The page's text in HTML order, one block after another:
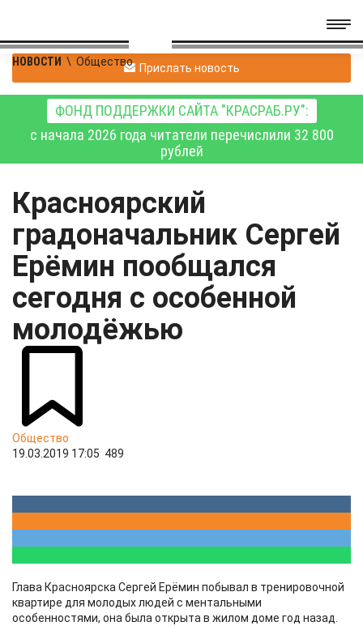
НОВОСТИ \ Общество Прислать новость
ФОНД ПОДДЕРЖКИ САЙТА "КРАСРАБ.РУ":
с начала 2026 года читатели перечислили 32 800
рублей
Красноярский
градоначальник Сергей
Ерёмин пообщался
сегодня с особенной
молодёжью
Общество
19.03.2019 17:05 489
Глава Красноярска Сергей Ерёмин побывал в тренировочной
квартире для молодых людей с ментальными
особенностями, она была открыта в жилом доме год назад.